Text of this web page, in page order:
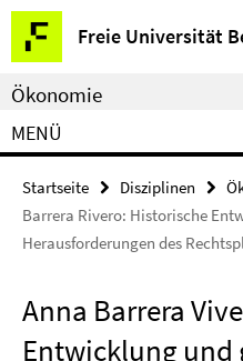
Springe
direkt
zu
Inhalt
Freie Universität
Service-
Navigation
Ökonomie
MENÜ
Startseite Disziplinen
Barrera Rivero: Historische
Herausforderungen des
Anna Barrera
Entwicklung und